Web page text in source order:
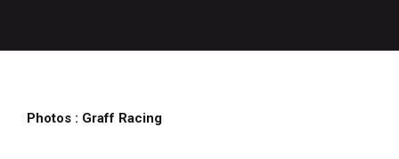
Photos : Graff Racing